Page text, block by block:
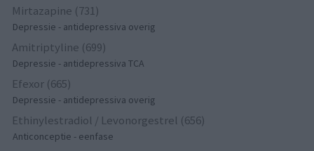
Mirtazapine (731)
Depressie - antidepressiva overig
Amitriptyline (699)
Depressie - antidepressiva TCA
Efexor (665)
Depressie - antidepressiva overig
Ethinylestradiol / Levonorgestrel (656)
Anticonceptie - eenfase